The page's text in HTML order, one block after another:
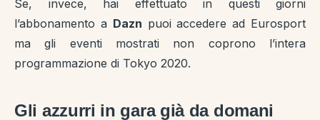
Se, invece, hai effettuato in questi giorni
l’abbonamento a Dazn puoi accedere ad Eurosport
ma gli eventi mostrati non coprono l’intera
programmazione di Tokyo 2020.
Gli azzurri in gara già da domani